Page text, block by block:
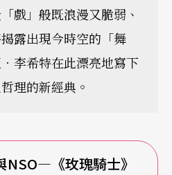
戲」般既浪漫又脆弱、
露出現今時空的「舞
李希特在此漂亮地寫下
理的新經典。
NSO—《玫瑰騎士》